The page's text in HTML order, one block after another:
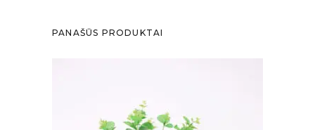
PANAŠŪS PRODUKTAI